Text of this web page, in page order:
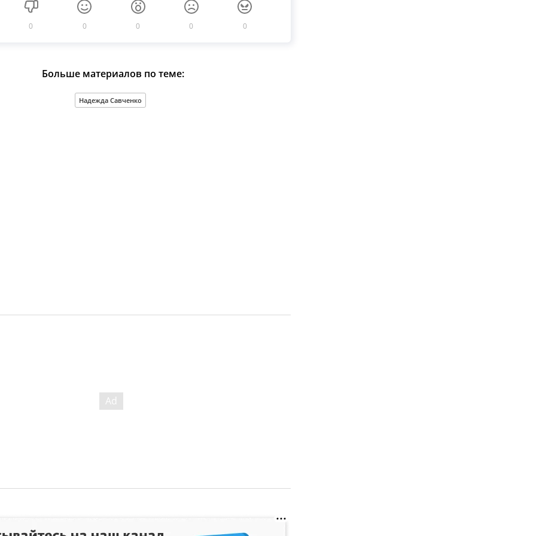
0 0 0 0 0
Больше материалов по теме:
Надежда Савченко